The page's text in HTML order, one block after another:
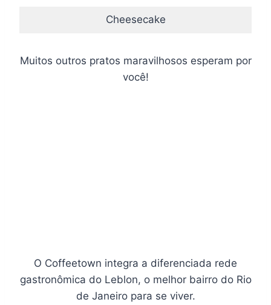
Cheesecake
Muitos outros pratos maravilhosos esperam por
você!
O Coffeetown integra a diferenciada rede
gastronômica do Leblon, o melhor bairro do Rio
de Janeiro para se viver.